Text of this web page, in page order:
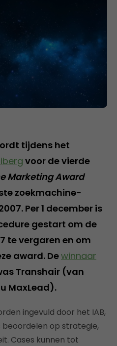
tijdens het
voor de vierde
Marketing Award
zoekmachine-
Per 1 december is
gestart om de
te vergaren en om
award. Dewinnaar
Transhair (van
MaxLead).
ingevuld door het IAB,
beoordelen op strategie,
Cases kunnen tot